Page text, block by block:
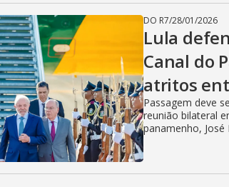
DO R7/28/01/2026
Lula
Canal do
atritos
Passagem deve
reunião bilateral
panamenho, José